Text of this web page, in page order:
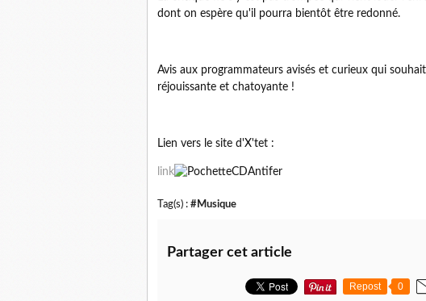
dont on espère qu'il pourra bientôt être redonné.
Avis aux programmateurs avisés et curieux qui
réjouissante et chatoyante !
Lien vers le site d'X'tet :
link
Tag(s) : #Musique
Partager cet article
Repost 0